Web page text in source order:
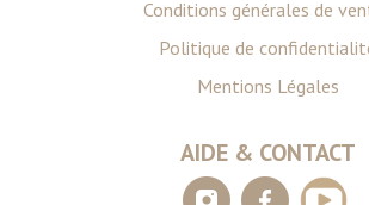
Conditions générales de
Politique de
Mentions Légales
AIDE & CONTACT